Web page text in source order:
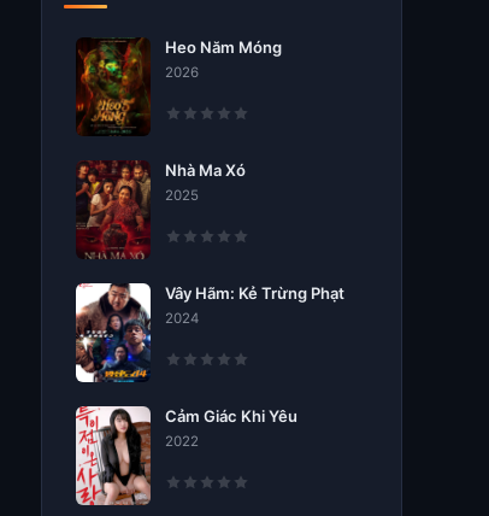
Heo Năm Móng
2026
Nhà Ma Xó
2025
Vây Hãm: Kẻ Trừng Phạt
2024
Cảm Giác Khi Yêu
2022